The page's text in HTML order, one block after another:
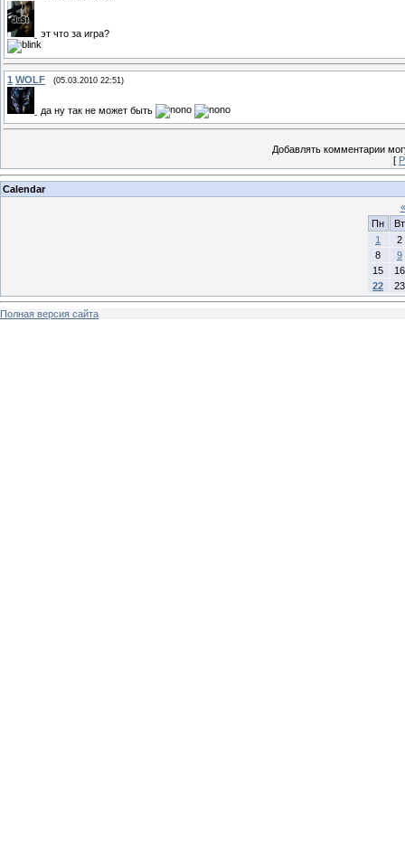
эт что за игра?
1 WOLF (05.03.2010 22:51)
да ну так не может быть
Добавлять комментарии
[
Calendar
«
Пн
Вт
1
2
8
9
15
16
22
23
Полная версия сайта